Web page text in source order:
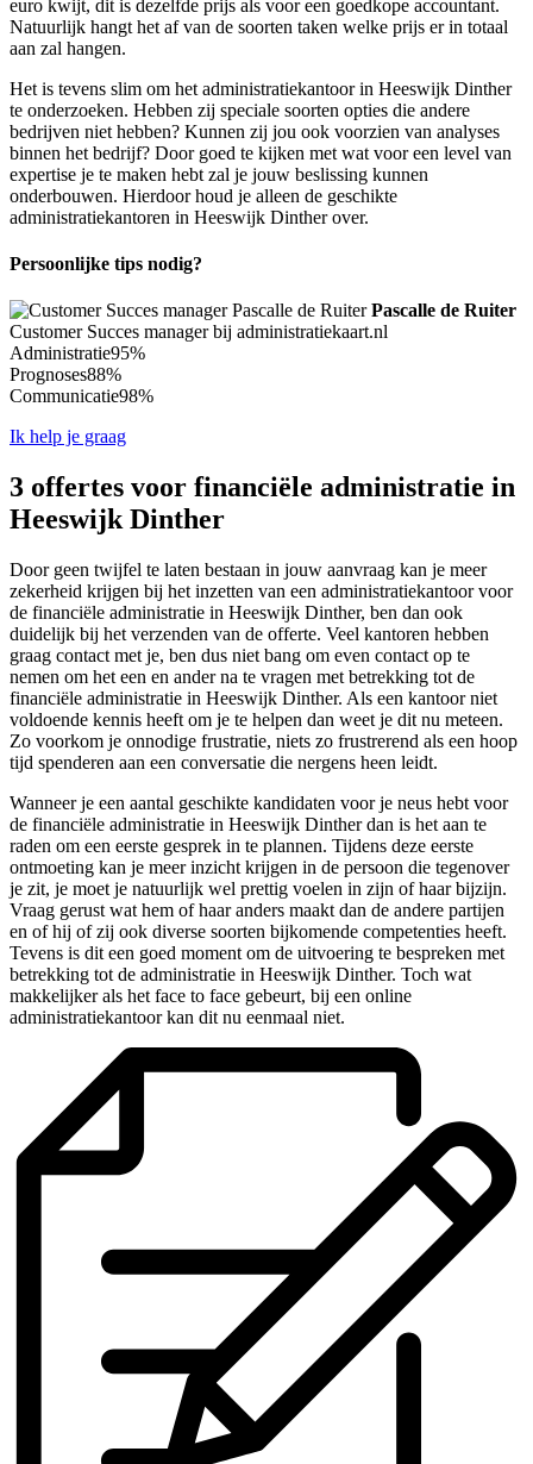
euro kwijt, dit is dezelfde prijs als voor een goedkope accountant.
Natuurlijk hangt het af van de soorten taken welke prijs er in totaal
aan zal hangen.
Het is tevens slim om het administratiekantoor in Heeswijk Dinther
te onderzoeken. Hebben zij speciale soorten opties die andere
bedrijven niet hebben? Kunnen zij jou ook voorzien van analyses
binnen het bedrijf? Door goed te kijken met wat voor een level van
expertise je te maken hebt zal je jouw beslissing kunnen
onderbouwen. Hierdoor houd je alleen de geschikte
administratiekantoren in Heeswijk Dinther over.
Persoonlijke tips nodig?
Pascalle de Ruiter
Customer Succes manager bij administratiekaart.nl
Administratie95%
Prognoses88%
Communicatie98%
Ik help je graag
3 offertes voor financiële administratie in
Heeswijk Dinther
Door geen twijfel te laten bestaan in jouw aanvraag kan je meer
zekerheid krijgen bij het inzetten van een administratiekantoor voor
de financiële administratie in Heeswijk Dinther, ben dan ook
duidelijk bij het verzenden van de offerte. Veel kantoren hebben
graag contact met je, ben dus niet bang om even contact op te
nemen om het een en ander na te vragen met betrekking tot de
financiële administratie in Heeswijk Dinther. Als een kantoor niet
voldoende kennis heeft om je te helpen dan weet je dit nu meteen.
Zo voorkom je onnodige frustratie, niets zo frustrerend als een hoop
tijd spenderen aan een conversatie die nergens heen leidt.
Wanneer je een aantal geschikte kandidaten voor je neus hebt voor
de financiële administratie in Heeswijk Dinther dan is het aan te
raden om een eerste gesprek in te plannen. Tijdens deze eerste
ontmoeting kan je meer inzicht krijgen in de persoon die tegenover
je zit, je moet je natuurlijk wel prettig voelen in zijn of haar bijzijn.
Vraag gerust wat hem of haar anders maakt dan de andere partijen
en of hij of zij ook diverse soorten bijkomende competenties heeft.
Tevens is dit een goed moment om de uitvoering te bespreken met
betrekking tot de administratie in Heeswijk Dinther. Toch wat
makkelijker als het face to face gebeurt, bij een online
administratiekantoor kan dit nu eenmaal niet.